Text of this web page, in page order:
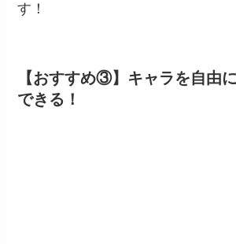
す！
【おすすめ③】キャラを自由
できる！